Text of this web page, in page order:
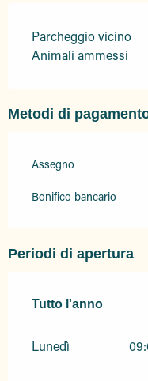
Parcheggio vicino
Animali ammessi
Metodi di
Assegno
Bonifico bancario
Periodi di apertura
Tutto l'anno
Tutto l'anno
Lunedì